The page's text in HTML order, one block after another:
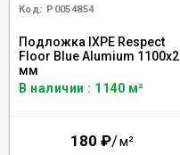
Код: Р0054854
Подложка IXPE Respect
Floor Blue Alumium 1100х2
мм
В наличии : 1140 м²
180 ₽/м²